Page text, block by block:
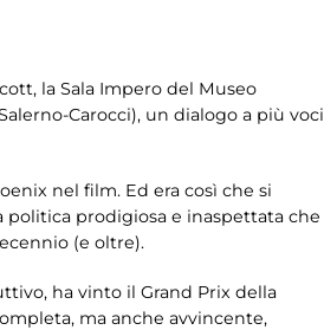
la Sala Impero del Museo
Carocci), un dialogo a più voci
nel film. Ed era così che si
politica prodigiosa e inaspettata che
(e oltre).
ha vinto il Grand Prix della
ma anche avvincente,